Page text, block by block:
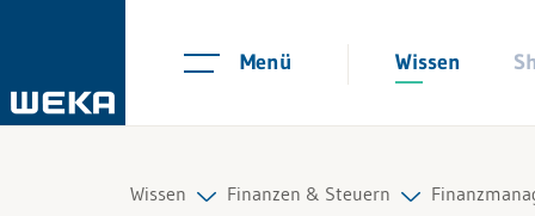
Menü Wissen
Wissen Finanzen & Steuern